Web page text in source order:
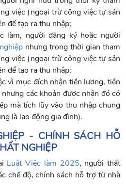
việc (ngoại trừ công việc tự sản
để tạo ra thu nhập;
làm, người đăng ký hoặc người
nhưng trong thời gian tham
việc (ngoại trừ công việc tự sản
để tạo ra thu nhập;
vì mục đích nhận tiền lương, tiền
các khoản được nhận đó có
mà tích lũy vào thu nhập chung
là lao động gia đình).
- CHÍNH SÁCH HỖ
NGHIỆP
Luật Việc làm 2025, người thất
chế độ, chính sách hỗ trợ từ nhà